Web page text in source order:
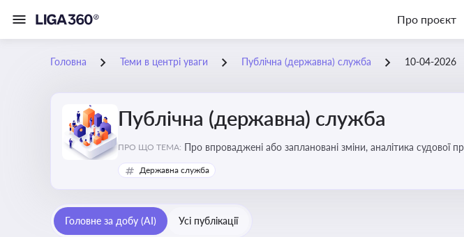
Про проєкт
Головна Теми в центрі уваги Публічна (державна) служба 10-04-2026
Публічна (державна) служба
ПРО ЩО ТЕМА: Про впроваджені або заплановані зміни, аналітика
організаційну структуру, трудові відносини в органах
Державна служба
Головне за добу (AI) Усі публікації